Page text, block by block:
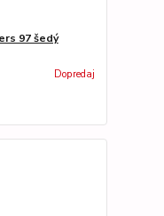
97 šedý
Dopredaj